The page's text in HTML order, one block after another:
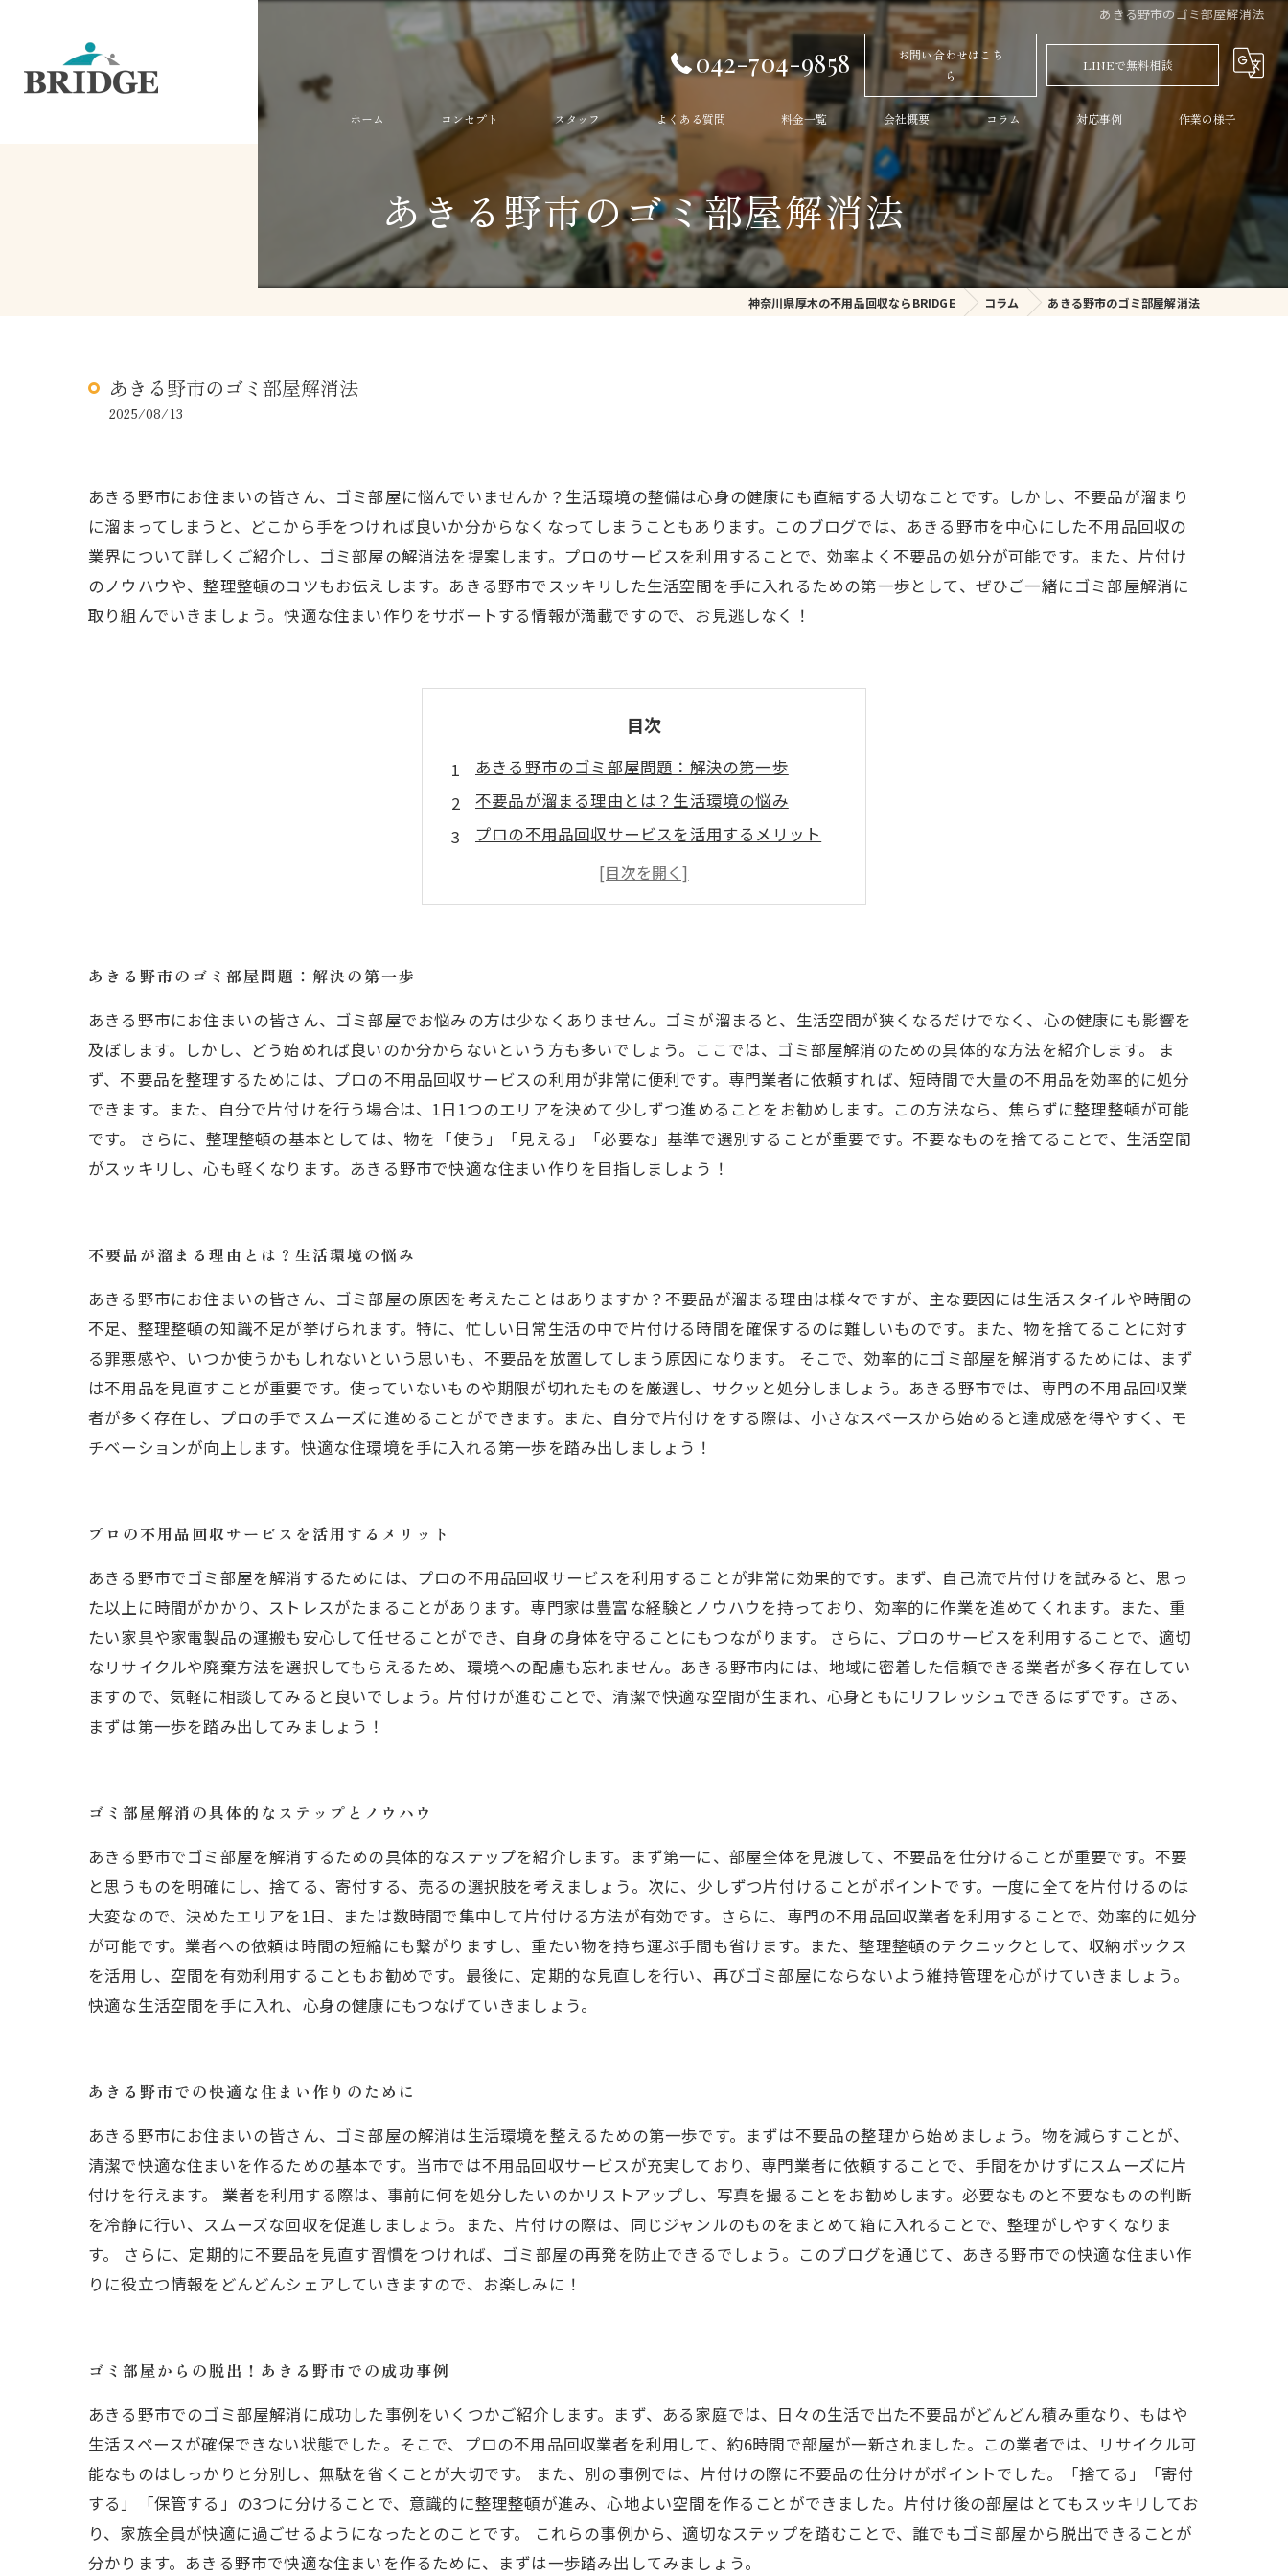
あきる野市のゴミ部屋解消法
042-704-9858
お問い合わせはこち
ら
LINEで無料相談
ホーム コンセプト スタッフ よくある質問 料金一覧
生前整理
遺品整理
ゴミ部屋
ゴミ屋敷
会社概要 コラム 対応事例 作業の様子
あきる野市のゴミ部屋解消法
神奈川県厚木の不用品回収ならBRIDGE コラム あきる野市のゴミ部屋解消法
あきる野市のゴミ部屋解消法
2025/08/13
あきる野市にお住まいの皆さん、ゴミ部屋に悩んでいませんか？生活環境の整備は心身の健康にも直結する大切なことです。しかし、不要品が溜まり
に溜まってしまうと、どこから手をつければ良いか分からなくなってしまうこともあります。このブログでは、あきる野市を中心にした不用品回収の
業界について詳しくご紹介し、ゴミ部屋の解消法を提案します。プロのサービスを利用することで、効率よく不要品の処分が可能です。また、片付け
のノウハウや、整理整頓のコツもお伝えします。あきる野市でスッキリした生活空間を手に入れるための第一歩として、ぜひご一緒にゴミ部屋解消に
取り組んでいきましょう。快適な住まい作りをサポートする情報が満載ですので、お見逃しなく！
目次
あきる野市のゴミ部屋問題：解決の第一歩
不要品が溜まる理由とは？生活環境の悩み
プロの不用品回収サービスを活用するメリット
ゴミ部屋解消の具体的なステップとノウハウ
あきる野市での快適な住まい作りのために
あきる野市のゴミ部屋問題：解決の第一歩
あきる野市にお住まいの皆さん、ゴミ部屋でお悩みの方は少なくありません。ゴミが溜まると、生活空間が狭くなるだけでなく、心の健康にも影響を
及ぼします。しかし、どう始めれば良いのか分からないという方も多いでしょう。ここでは、ゴミ部屋解消のための具体的な方法を紹介します。 ま
ず、不要品を整理するためには、プロの不用品回収サービスの利用が非常に便利です。専門業者に依頼すれば、短時間で大量の不用品を効率的に処分
できます。また、自分で片付けを行う場合は、1日1つのエリアを決めて少しずつ進めることをお勧めします。この方法なら、焦らずに整理整頓が可能
です。 さらに、整理整頓の基本としては、物を「使う」「見える」「必要な」基準で選別することが重要です。不要なものを捨てることで、生活空間
がスッキリし、心も軽くなります。あきる野市で快適な住まい作りを目指しましょう！
不要品が溜まる理由とは？生活環境の悩み
あきる野市にお住まいの皆さん、ゴミ部屋の原因を考えたことはありますか？不要品が溜まる理由は様々ですが、主な要因には生活スタイルや時間の
不足、整理整頓の知識不足が挙げられます。特に、忙しい日常生活の中で片付ける時間を確保するのは難しいものです。また、物を捨てることに対す
る罪悪感や、いつか使うかもしれないという思いも、不要品を放置してしまう原因になります。 そこで、効率的にゴミ部屋を解消するためには、まず
は不用品を見直すことが重要です。使っていないものや期限が切れたものを厳選し、サクッと処分しましょう。あきる野市では、専門の不用品回収業
者が多く存在し、プロの手でスムーズに進めることができます。また、自分で片付けをする際は、小さなスペースから始めると達成感を得やすく、モ
チベーションが向上します。快適な住環境を手に入れる第一歩を踏み出しましょう！
プロの不用品回収サービスを活用するメリット
あきる野市でゴミ部屋を解消するためには、プロの不用品回収サービスを利用することが非常に効果的です。まず、自己流で片付けを試みると、思っ
た以上に時間がかかり、ストレスがたまることがあります。専門家は豊富な経験とノウハウを持っており、効率的に作業を進めてくれます。また、重
たい家具や家電製品の運搬も安心して任せることができ、自身の身体を守ることにもつながります。 さらに、プロのサービスを利用することで、適切
なリサイクルや廃棄方法を選択してもらえるため、環境への配慮も忘れません。あきる野市内には、地域に密着した信頼できる業者が多く存在してい
ますので、気軽に相談してみると良いでしょう。片付けが進むことで、清潔で快適な空間が生まれ、心身ともにリフレッシュできるはずです。さあ、
まずは第一歩を踏み出してみましょう！
ゴミ部屋解消の具体的なステップとノウハウ
あきる野市でゴミ部屋を解消するための具体的なステップを紹介します。まず第一に、部屋全体を見渡して、不要品を仕分けることが重要です。不要
と思うものを明確にし、捨てる、寄付する、売るの選択肢を考えましょう。次に、少しずつ片付けることがポイントです。一度に全てを片付けるのは
大変なので、決めたエリアを1日、または数時間で集中して片付ける方法が有効です。さらに、専門の不用品回収業者を利用することで、効率的に処分
が可能です。業者への依頼は時間の短縮にも繋がりますし、重たい物を持ち運ぶ手間も省けます。また、整理整頓のテクニックとして、収納ボックス
を活用し、空間を有効利用することもお勧めです。最後に、定期的な見直しを行い、再びゴミ部屋にならないよう維持管理を心がけていきましょう。
快適な生活空間を手に入れ、心身の健康にもつなげていきましょう。
あきる野市での快適な住まい作りのために
あきる野市にお住まいの皆さん、ゴミ部屋の解消は生活環境を整えるための第一歩です。まずは不要品の整理から始めましょう。物を減らすことが、
清潔で快適な住まいを作るための基本です。当市では不用品回収サービスが充実しており、専門業者に依頼することで、手間をかけずにスムーズに片
付けを行えます。 業者を利用する際は、事前に何を処分したいのかリストアップし、写真を撮ることをお勧めします。必要なものと不要なものの判断
を冷静に行い、スムーズな回収を促進しましょう。また、片付けの際は、同じジャンルのものをまとめて箱に入れることで、整理がしやすくなりま
す。 さらに、定期的に不要品を見直す習慣をつければ、ゴミ部屋の再発を防止できるでしょう。このブログを通じて、あきる野市での快適な住まい作
りに役立つ情報をどんどんシェアしていきますので、お楽しみに！
ゴミ部屋からの脱出！あきる野市での成功事例
あきる野市でのゴミ部屋解消に成功した事例をいくつかご紹介します。まず、ある家庭では、日々の生活で出た不要品がどんどん積み重なり、もはや
生活スペースが確保できない状態でした。そこで、プロの不用品回収業者を利用して、約6時間で部屋が一新されました。この業者では、リサイクル可
能なものはしっかりと分別し、無駄を省くことが大切です。 また、別の事例では、片付けの際に不要品の仕分けがポイントでした。「捨てる」「寄付
する」「保管する」の3つに分けることで、意識的に整理整頓が進み、心地よい空間を作ることができました。片付け後の部屋はとてもスッキリしてお
り、家族全員が快適に過ごせるようになったとのことです。 これらの事例から、適切なステップを踏むことで、誰でもゴミ部屋から脱出できることが
分かります。あきる野市で快適な住まいを作るために、まずは一歩踏み出してみましょう。